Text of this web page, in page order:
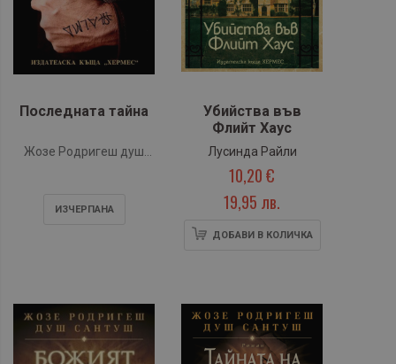
Последната тайна
Жозе Родригеш душ
ИЗЧЕРПАНA
Убийства във
Флийт Хаус
Лусинда Райли
10,20 €
19,95 лв.
ДОБАВИ В КОЛИЧКА